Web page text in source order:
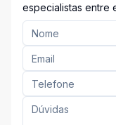
especialistas entre